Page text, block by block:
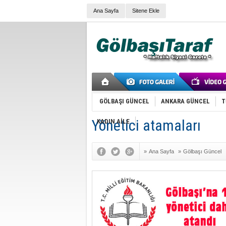
Ana Sayfa Sitene Ekle
GÖLBAŞI GÜNCEL ANKARA GÜNCEL
KADIN AİLE
Yönetici atamaları
» Ana Sayfa » Gölbaşı Güncel